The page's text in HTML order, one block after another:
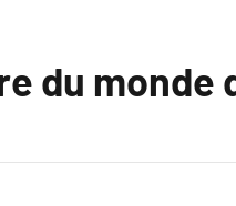
du monde